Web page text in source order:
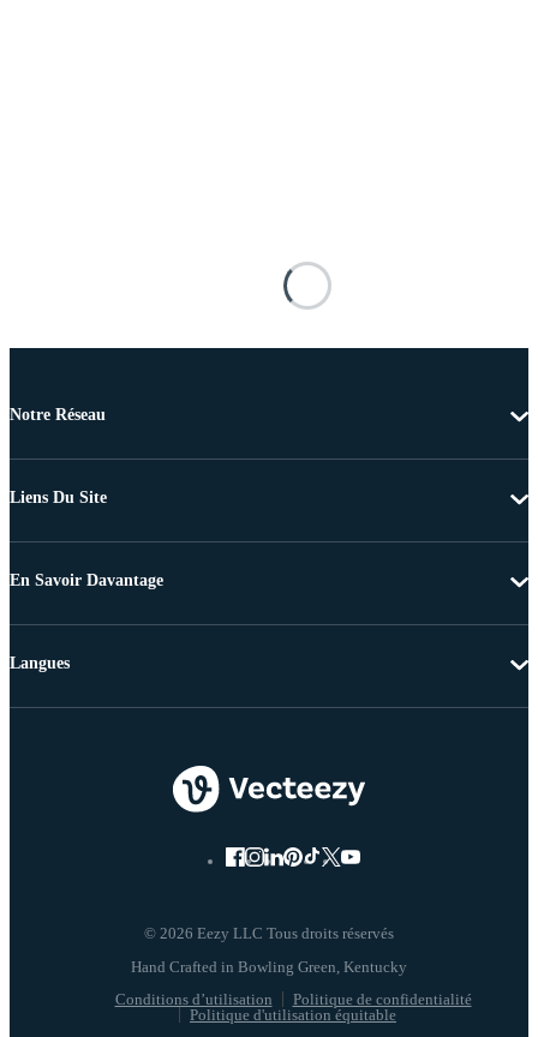
Notre Réseau
Liens Du Site
En Savoir Davantage
© 2026 Eezy LLC Tous droits réservés
Conditions d’utilisation
Politique de confidentialité
Politique d'utilisation équitable
Langues